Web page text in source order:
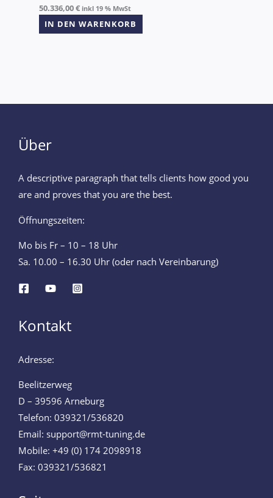
50.336,00€ inkl 19 % MwSt
IN DEN WARENKORB
Über
A descriptive paragraph that tells clients how good you
are and proves that you are the best.
Öffnungszeiten:
Mo bis Fr – 10 – 18 Uhr
Sa. 10.00 – 16.30 Uhr (oder nach Vereinbarung)
Kontakt
Adresse:
Beelitzerweg
D – 39596 Arneburg
Telefon: 039321/536820
Email: support@rmt-tuning.de
Mobile: +49 (0) 174 2098918
Fax: 039321/536821